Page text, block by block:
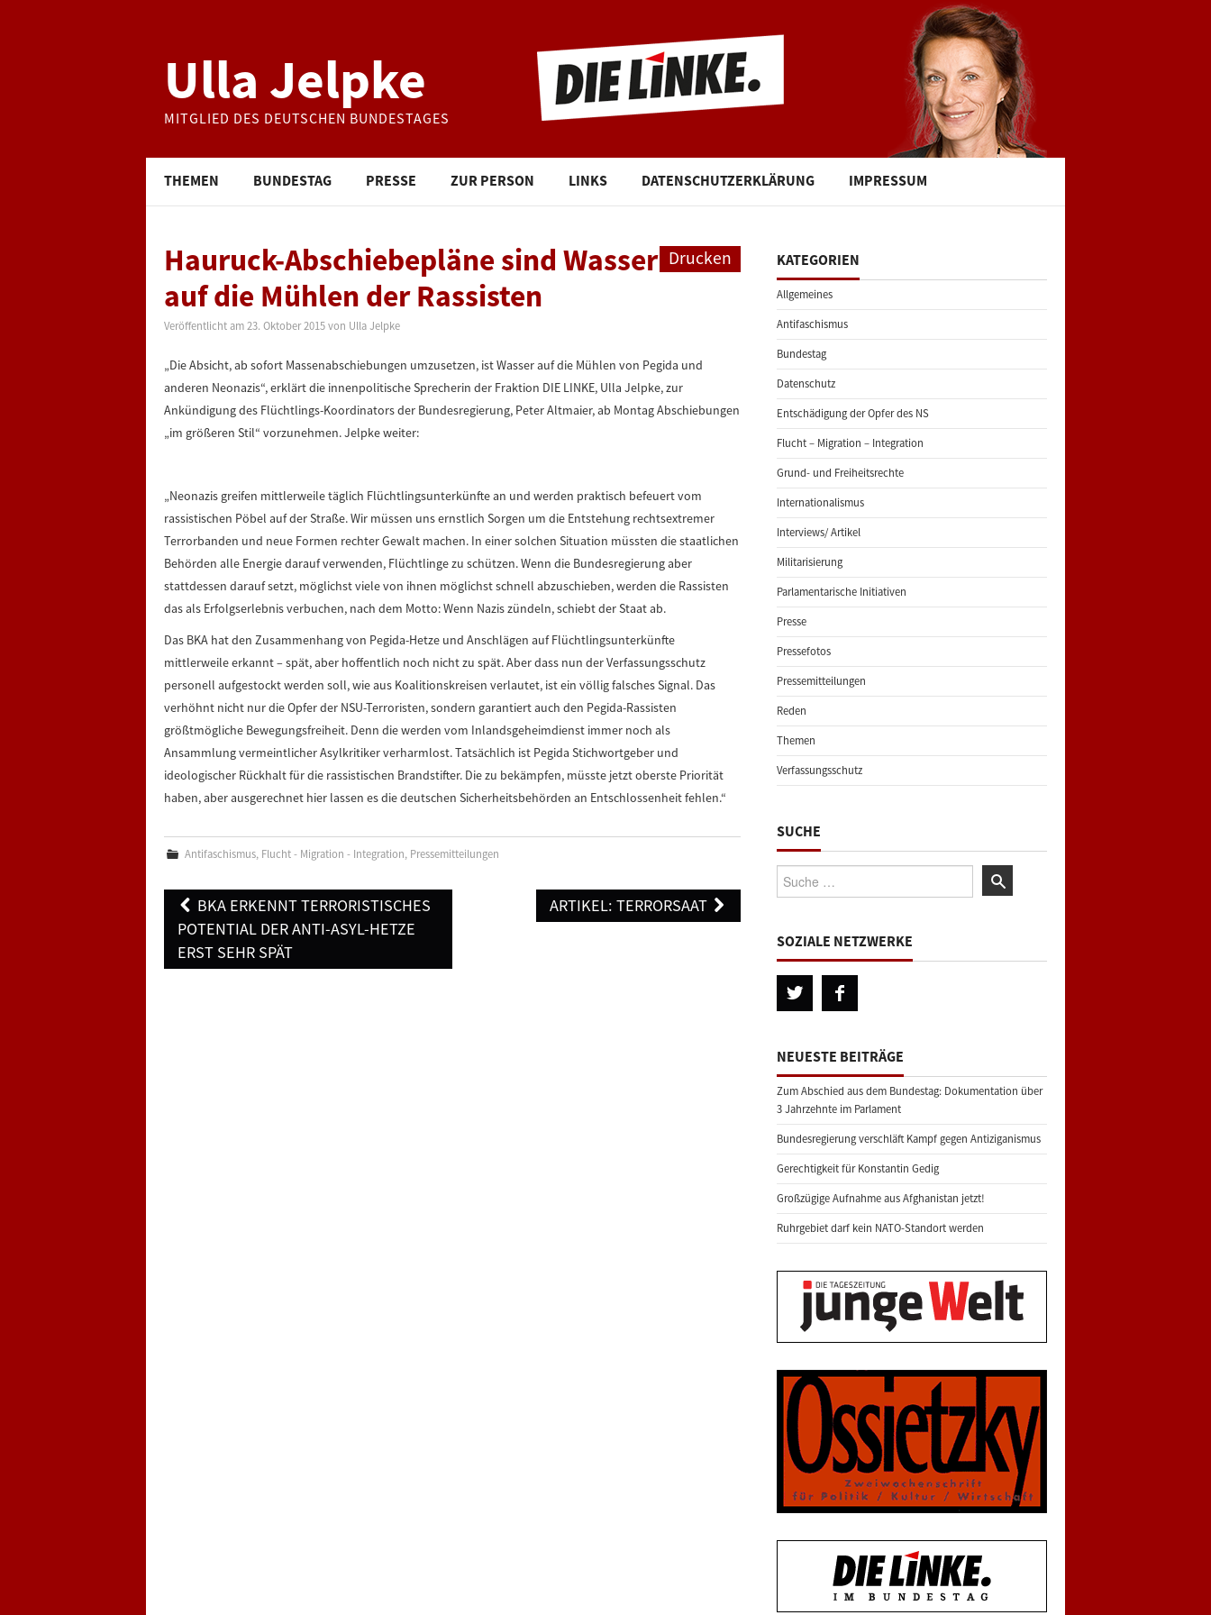
Ulla Jelpke
MITGLIED DES DEUTSCHEN BUNDESTAGES
THEMEN BUNDESTAG PRESSE ZUR PERSON LINKS DATENSCHUTZERKLÄRUNG IMPRESSUM
Drucken
Hauruck-Abschiebepläne sind Wasser
auf die Mühlen der Rassisten
Veröffentlicht am 23. Oktober 2015 von Ulla Jelpke
„Die Absicht, ab sofort Massenabschiebungen umzusetzen, ist Wasser auf die Mühlen von Pegida und
anderen Neonazis“, erklärt die innenpolitische Sprecherin der Fraktion DIE LINKE, Ulla Jelpke, zur
Ankündigung des Flüchtlings-Koordinators der Bundesregierung, Peter Altmaier, ab Montag Abschiebungen
„im größeren Stil“ vorzunehmen. Jelpke weiter:
„Neonazis greifen mittlerweile täglich Flüchtlingsunterkünfte an und werden praktisch befeuert vom
rassistischen Pöbel auf der Straße. Wir müssen uns ernstlich Sorgen um die Entstehung rechtsextremer
Terrorbanden und neue Formen rechter Gewalt machen. In einer solchen Situation müssten die staatlichen
Behörden alle Energie darauf verwenden, Flüchtlinge zu schützen. Wenn die Bundesregierung aber
stattdessen darauf setzt, möglichst viele von ihnen möglichst schnell abzuschieben, werden die Rassisten
das als Erfolgserlebnis verbuchen, nach dem Motto: Wenn Nazis zündeln, schiebt der Staat ab.
Das BKA hat den Zusammenhang von Pegida-Hetze und Anschlägen auf Flüchtlingsunterkünfte
mittlerweile erkannt – spät, aber hoffentlich noch nicht zu spät. Aber dass nun der Verfassungsschutz
personell aufgestockt werden soll, wie aus Koalitionskreisen verlautet, ist ein völlig falsches Signal. Das
verhöhnt nicht nur die Opfer der NSU-Terroristen, sondern garantiert auch den Pegida-Rassisten
größtmögliche Bewegungsfreiheit. Denn die werden vom Inlandsgeheimdienst immer noch als
Ansammlung vermeintlicher Asylkritiker verharmlost. Tatsächlich ist Pegida Stichwortgeber und
ideologischer Rückhalt für die rassistischen Brandstifter. Die zu bekämpfen, müsste jetzt oberste Priorität
haben, aber ausgerechnet hier lassen es die deutschen Sicherheitsbehörden an Entschlossenheit fehlen.“
Antifaschismus, Flucht - Migration - Integration, Pressemitteilungen
Post
navigation
BKA ERKENNT TERRORISTISCHES
POTENTIAL DER ANTI-ASYL-HETZE
ERST SEHR SPÄT
ARTIKEL: TERRORSAAT
KATEGORIEN
Allgemeines
Antifaschismus
Bundestag
Datenschutz
Entschädigung der Opfer des NS
Flucht – Migration – Integration
Grund- und Freiheitsrechte
Internationalismus
Interviews/ Artikel
Militarisierung
Parlamentarische Initiativen
Presse
Pressefotos
Pressemitteilungen
Reden
Themen
Verfassungsschutz
SUCHE
Suche:
SOZIALE NETZWERKE
NEUESTE BEITRÄGE
Zum Abschied aus dem Bundestag: Dokumentation über
3 Jahrzehnte im Parlament
Bundesregierung verschläft Kampf gegen Antiziganismus
Gerechtigkeit für Konstantin Gedig
Großzügige Aufnahme aus Afghanistan jetzt!
Ruhrgebiet darf kein NATO-Standort werden